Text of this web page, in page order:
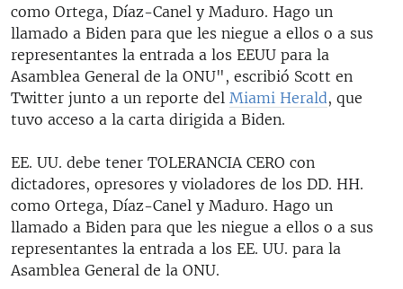
como Ortega, Díaz-Canel y Maduro. Hago un
llamado a Biden para que les niegue a ellos o a sus
representantes la entrada a los EEUU para la
Asamblea General de la ONU", escribió Scott en
Twitter junto a un reporte del Miami Herald, que
tuvo acceso a la carta dirigida a Biden.
EE. UU. debe tener TOLERANCIA CERO con
dictadores, opresores y violadores de los DD. HH.
como Ortega, Díaz-Canel y Maduro. Hago un
llamado a Biden para que les niegue a ellos o a sus
representantes la entrada a los EE. UU. para la
Asamblea General de la ONU.